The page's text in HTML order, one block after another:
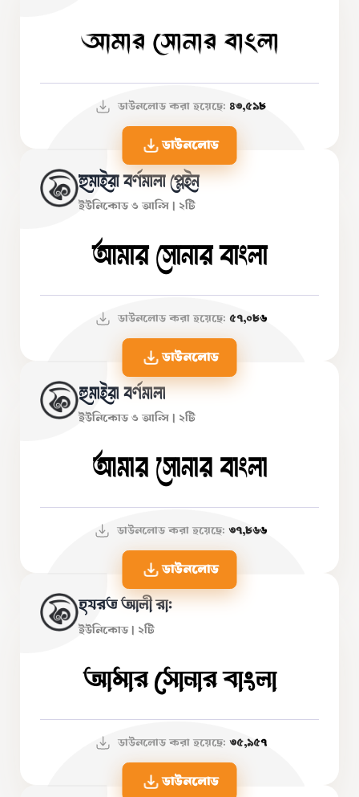
আমার সোনার বাংলা
ডাউনলোড করা হয়েছে: ৪৩,৫৯৮
ডাউনলোড
হুমাইরা বর্ণমালা প্লেইন
ইউনিকোড ও আন্সি | ২টি
আমার সোনার বাংলা
ডাউনলোড করা হয়েছে: ৫৭,০৮৬
ডাউনলোড
হুমাইরা বর্ণমালা
ইউনিকোড ও আন্সি | ২টি
আমার সোনার বাংলা
ডাউনলোড করা হয়েছে: ৩৭,৮৬৬
ডাউনলোড
হযরত আলী রা:
ইউনিকোড | ২টি
আমার সোনার বাংলা
ডাউনলোড করা হয়েছে: ৩৫,৯৫৭
ডাউনলোড